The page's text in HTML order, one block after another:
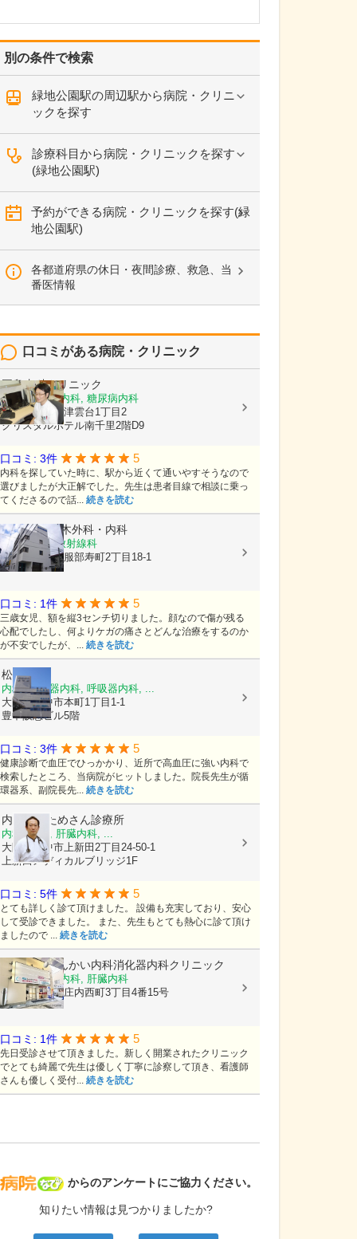
別の条件で検索
緑地公園駅の周辺駅から病院・クリニ
ックを探す
診療科目から病院・クリニックを探す
(緑地公園駅)
予約ができる病院・クリニックを探す(緑
地公園駅)
各都道府県の休日・夜間診療、救急、当
番医情報
病院なび
からのアンケートにご協力ください。
知りたい情報は見つかりましたか?
口コミがある病院・クリニック
岡島内科クリニック
内科, 循環器内科, 糖尿病内科
大阪府吹田市津雲台1丁目2
クリスタルホテル南千里2階D9
口コミ: 3件 5
内科を探していた時に、駅から近くて通いやすそうなので
選びましたが大正解でした。先生は患者目線で相談に乗っ
てくださるので話... 続きを読む
医療法人三木外科・内科
内科, 外科, 放射線科
大阪府豊中市服部寿町2丁目18-1
口コミ: 1件 5
三歳女児、額を縦3センチ切りました。顔なので傷が残る
心配でしたし、何よりケガの痛さとどんな治療をするのか
が不安でしたが、... 続きを読む
松田内科
内科, 消化器内科, 呼吸器内科, ...
大阪府豊中市本町1丁目1-1
豊中阪急ビル5階
口コミ: 3件 5
健康診断で血圧でひっかかり、近所で高血圧に強い内科で
検索したところ、当病院がヒットしました。院長先生が循
環器系、副院長先... 続きを読む
内科外科ためさん診療所
内科, 外科, 肝臓内科, ...
大阪府豊中市上新田2丁目24-50-1
上新田メディカルブリッジ1F
口コミ: 5件 5
とても詳しく診て頂けました。 設備も充実しており、安心
して受診できました。 また、先生もとても熱心に診て頂け
ましたので ... 続きを読む
庄内駅前しんかい内科消化器内科クリニック
内科, 消化器内科, 肝臓内科
大阪府豊中市庄内西町3丁目4番15号
口コミ: 1件 5
先日受診させて頂きました。新しく開業されたクリニック
でとても綺麗で先生は優しく丁寧に診察して頂き、看護師
さんも優しく受付... 続きを読む